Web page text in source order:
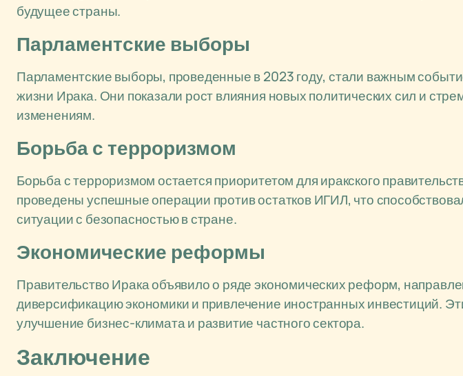
будущее страны.
Парламентские выборы
Парламентские выборы, проведенные в 2023 году, стали важным
жизни Ирака. Они показали рост влияния новых политических сил и
изменениям.
Борьба с терроризмом
Борьба с терроризмом остается приоритетом для иракского
проведены успешные операции против остатков ИГИЛ, что
ситуации с безопасностью в стране.
Экономические реформы
Правительство Ирака объявило о ряде экономических реформ,
диверсификацию экономики и привлечение иностранных инвестиций.
улучшение бизнес-климата и развитие частного сектора.
Заключение